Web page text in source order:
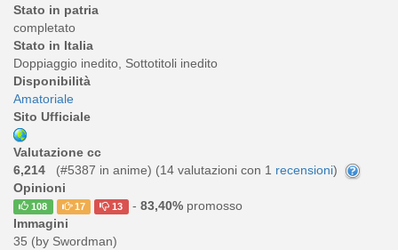
Stato in patria
completato
Stato in Italia
Doppiaggio inedito, Sottotitoli inedito
Disponibilità
Amatoriale
Sito Ufficiale
Valutazione cc
6,214
(#5387 in anime) (14 valutazioni con 1 recensioni)
Opinioni
108 17 13 - 83,40%promosso
Immagini
35 (by Swordman)